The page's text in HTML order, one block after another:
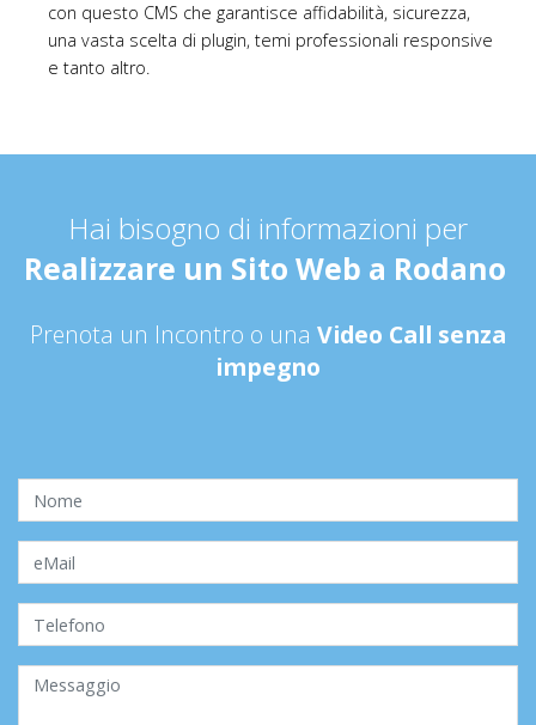
con questo CMS che garantisce affidabilità, sicurezza,
una vasta scelta di plugin, temi professionali responsive
e tanto altro.
Hai bisogno di informazioni per
Realizzare un Sito Web a Rodano
Prenota un Incontro o una Video Call senza
impegno